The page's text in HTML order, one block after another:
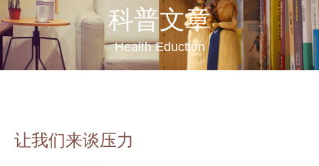
科普文章
Health Eduction
让我们来谈压力